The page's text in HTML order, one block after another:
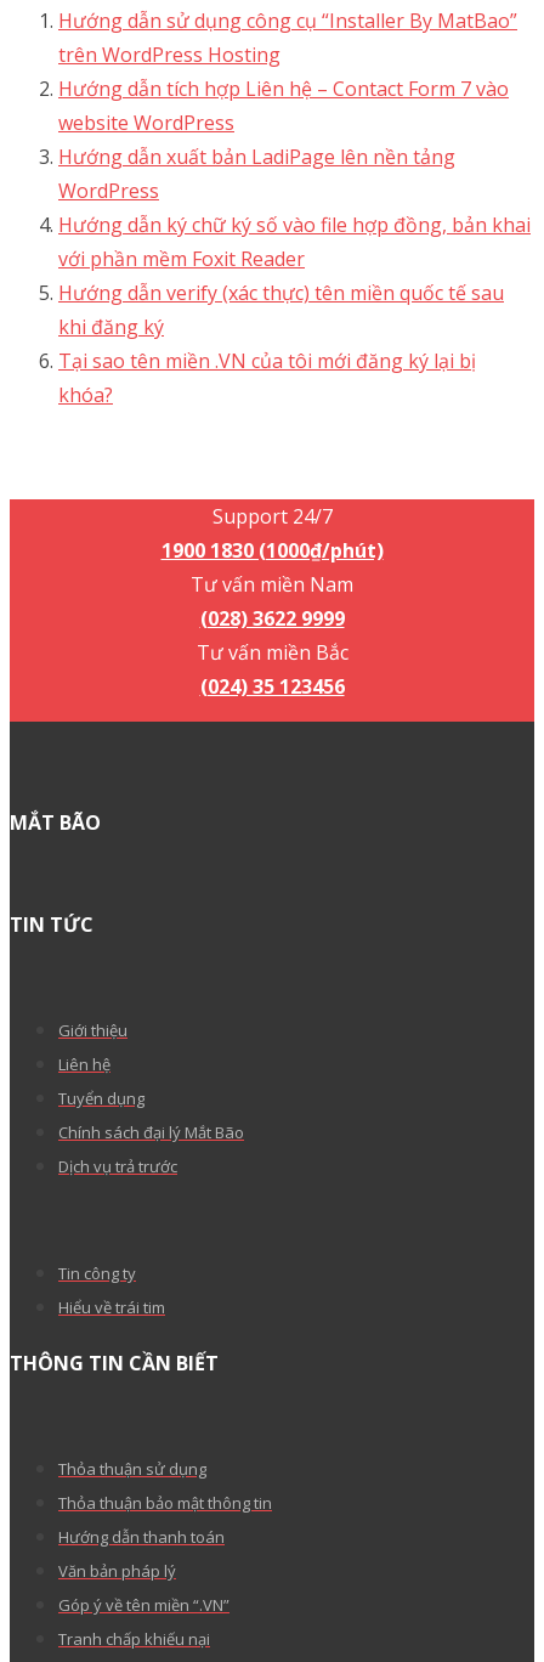
Hướng dẫn sử dụng công cụ “Installer By MatBao”
trên WordPress Hosting
Hướng dẫn tích hợp Liên hệ – Contact Form 7 vào
website WordPress
Hướng dẫn xuất bản LadiPage lên nền tảng
WordPress
Hướng dẫn ký chữ ký số vào file hợp đồng, bản khai
với phần mềm Foxit Reader
Hướng dẫn verify (xác thực) tên miền quốc tế sau
khi đăng ký
Tại sao tên miền .VN của tôi mới đăng ký lại bị
khóa?
Support 24/7
1900 1830 (1000₫/phút)
Tư vấn miền Nam
(028) 3622 9999
Tư vấn miền Bắc
(024) 35 123456
MẮT BÃO
TIN TỨC
Giới thiệu
Liên hệ
Tuyển dụng
Chính sách đại lý Mắt Bão
Dịch vụ trả trước
Tin công ty
Hiểu về trái tim
THÔNG TIN CẦN BIẾT
Thỏa thuận sử dụng
Thỏa thuận bảo mật thông tin
Hướng dẫn thanh toán
Văn bản pháp lý
Góp ý về tên miền “.VN”
Tranh chấp khiếu nại